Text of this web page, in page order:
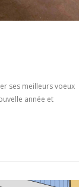
ses meilleurs voeux
année et